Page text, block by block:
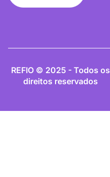
REFIO © 2025 - Todos os
direitos reservados